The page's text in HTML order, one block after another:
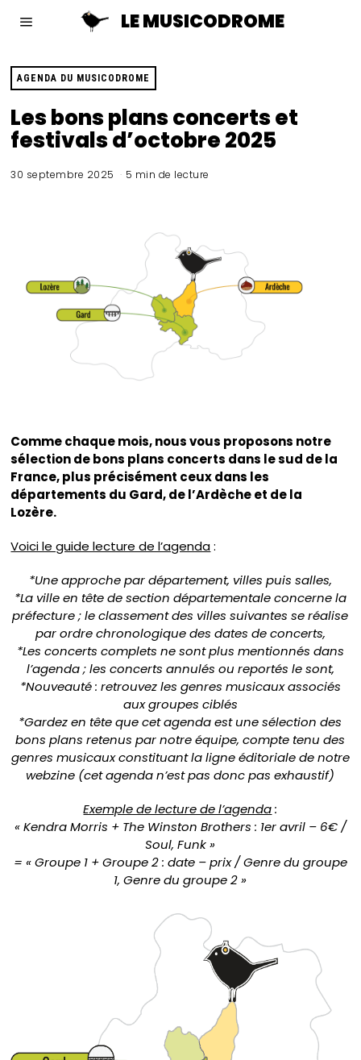
LE MUSICODROME
AGENDA DU MUSICODROME
Les bons plans concerts et
festivals d’octobre 2025
30 septembre 2025 5 min de lecture
Comme chaque mois, nous vous proposons notre
sélection de bons plans concerts dans le sud de la
France, plus précisément ceux dans les
départements du Gard, de l’Ardèche et de la
Lozère.
Voici le guide lecture de l’agenda:
*Une approche par département, villes puis salles,
*La ville en tête de section départementale concerne la
préfecture ; le classement des villes suivantes se réalise
par ordre chronologique des dates de concerts,
*Les concerts complets ne sont plus mentionnés dans
l’agenda ; les concerts annulés ou reportés le sont,
*Nouveauté : retrouvez les genres musicaux associés
aux groupes ciblés
*Gardez en tête que cet agenda est une sélection des
bons plans retenus par notre équipe, compte tenu des
genres musicaux constituant la ligne éditoriale de notre
webzine (cet agenda n’est pas donc pas exhaustif)
Exemple de lecture de l’agenda:
« Kendra Morris + The Winston Brothers : 1er avril – 6€ /
Soul, Funk »
= « Groupe 1 + Groupe 2 : date – prix / Genre du groupe
1, Genre du groupe 2 »